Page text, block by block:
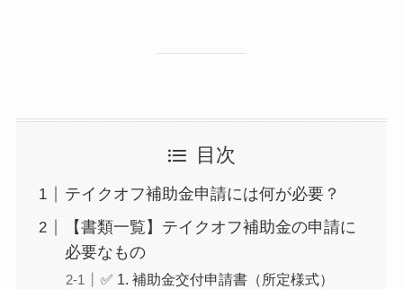
目次
テイクオフ補助金申請には何が必要？
【書類一覧】テイクオフ補助金の申請に
必要なもの
✅ 1. 補助金交付申請書（所定様式）